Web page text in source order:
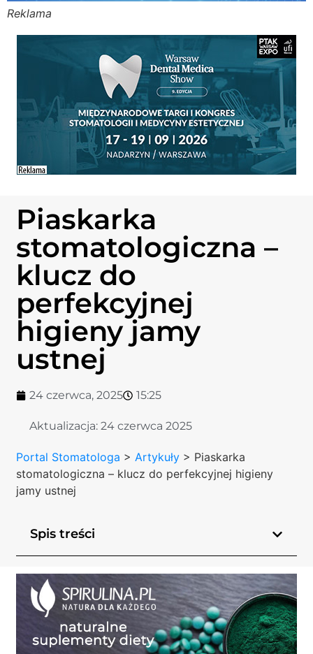
Reklama
Piaskarka
stomatologiczna –
klucz do
perfekcyjnej
higieny jamy
ustnej
24 czerwca, 2025 15:25
Aktualizacja:24 czerwca 2025
Portal Stomatologa >Artykuły > Piaskarka
stomatologiczna – klucz do perfekcyjnej higieny
jamy ustnej
Spis treści